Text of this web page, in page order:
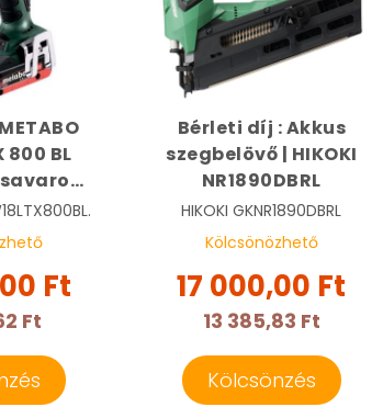
800 BL
Ft
Ft
Bérleti díj : Akkus
szegbelövő | HIKOKI
NR1890DBRL
HIKOKI GKNR1890DBRL
Kölcsönözhető
17 000,00 Ft
13 385,83 Ft
Kölcsönzés